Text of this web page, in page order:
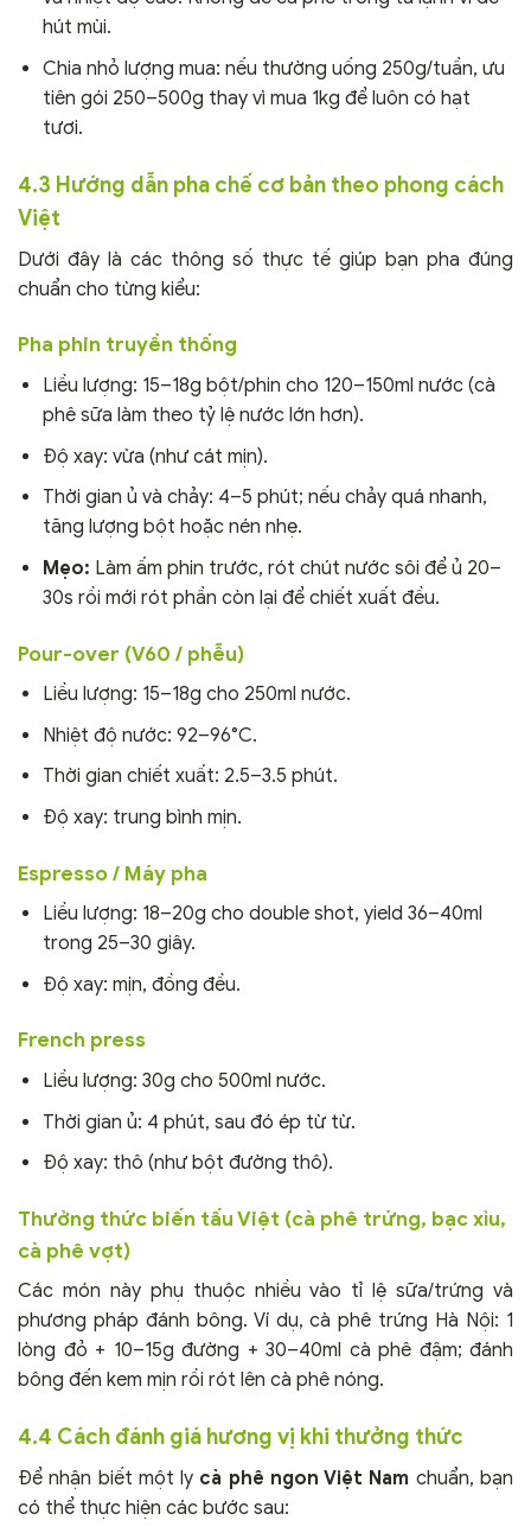
hút mùi.
Chia nhỏ lượng mua: nếu thường uống 250g/tuần, ưu
tiên gói 250–500g thay vì mua 1kg để luôn có hạt
tươi.
4.3 Hướng dẫn pha chế cơ bản theo phong cách
Việt
Dưới đây là các thông số thực tế giúp bạn pha đúng
chuẩn cho từng kiểu:
Pha phin truyền thống
Liều lượng: 15–18g bột/phin cho 120–150ml nước (cà
phê sữa làm theo tỷ lệ nước lớn hơn).
Độ xay: vừa (như cát mịn).
Thời gian ủ và chảy: 4–5 phút; nếu chảy quá nhanh,
tăng lượng bột hoặc nén nhẹ.
Mẹo: Làm ấm phin trước, rót chút nước sôi để ủ 20–
30s rồi mới rót phần còn lại để chiết xuất đều.
Pour-over (V60 / phễu)
Liều lượng: 15–18g cho 250ml nước.
Nhiệt độ nước: 92–96°C.
Thời gian chiết xuất: 2.5–3.5 phút.
Độ xay: trung bình mịn.
Espresso / Máy pha
Liều lượng: 18–20g cho double shot, yield 36–40ml
trong 25–30 giây.
Độ xay: mịn, đồng đều.
French press
Liều lượng: 30g cho 500ml nước.
Thời gian ủ: 4 phút, sau đó ép từ từ.
Độ xay: thô (như bột đường thô).
Thưởng thức biến tấu Việt (cà phê trứng, bạc xỉu,
cà phê vợt)
Các món này phụ thuộc nhiều vào tỉ lệ sữa/trứng và
phương pháp đánh bông. Ví dụ, cà phê trứng Hà Nội: 1
lòng đỏ + 10–15g đường + 30–40ml cà phê đậm; đánh
bông đến kem mịn rồi rót lên cà phê nóng.
4.4 Cách đánh giá hương vị khi thưởng thức
Để nhận biết một ly cà phê ngon Việt Nam chuẩn, bạn
có thể thực hiện các bước sau: